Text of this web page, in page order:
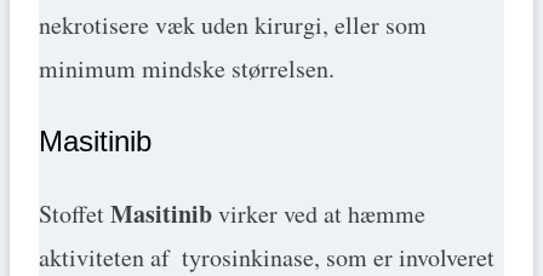
nekrotisere væk uden kirurgi, eller som
minimum mindske størrelsen.
Masitinib
StoffetMasitinibvirker ved at hæmme
aktiviteten af ​ tyrosinkinase, som er involveret